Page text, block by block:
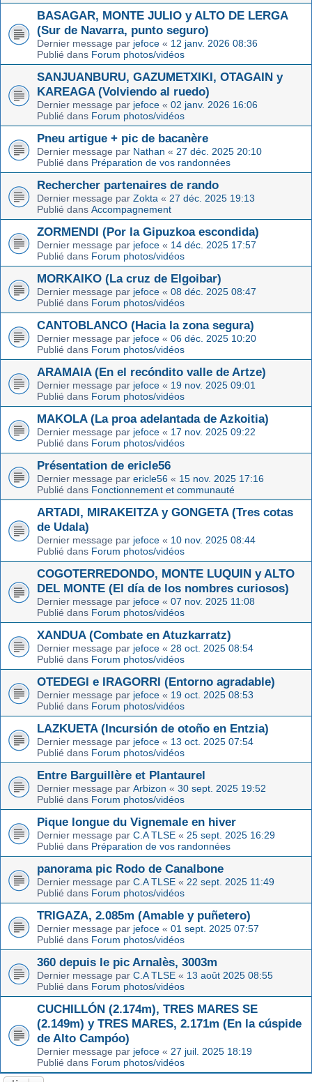
BASAGAR, MONTE JULIO y ALTO DE LERGA
(Sur de Navarra, punto seguro)
Dernier message par jefoce « 12 janv. 2026 08:36
Publié dans Forum photos/vidéos
SANJUANBURU, GAZUMETXIKI, OTAGAIN y
KAREAGA (Volviendo al ruedo)
Dernier message par jefoce « 02 janv. 2026 16:06
Publié dans Forum photos/vidéos
Pneu artigue + pic de bacanère
Dernier message par Nathan « 27 déc. 2025 20:10
Publié dans Préparation de vos randonnées
Rechercher partenaires de rando
Dernier message par Zokta « 27 déc. 2025 19:13
Publié dans Accompagnement
ZORMENDI (Por la Gipuzkoa escondida)
Dernier message par jefoce « 14 déc. 2025 17:57
Publié dans Forum photos/vidéos
MORKAIKO (La cruz de Elgoibar)
Dernier message par jefoce « 08 déc. 2025 08:47
Publié dans Forum photos/vidéos
CANTOBLANCO (Hacia la zona segura)
Dernier message par jefoce « 06 déc. 2025 10:20
Publié dans Forum photos/vidéos
ARAMAIA (En el recóndito valle de Artze)
Dernier message par jefoce « 19 nov. 2025 09:01
Publié dans Forum photos/vidéos
MAKOLA (La proa adelantada de Azkoitia)
Dernier message par jefoce « 17 nov. 2025 09:22
Publié dans Forum photos/vidéos
Présentation de ericle56
Dernier message par ericle56 « 15 nov. 2025 17:16
Publié dans Fonctionnement et communauté
ARTADI, MIRAKEITZA y GONGETA (Tres cotas
de Udala)
Dernier message par jefoce « 10 nov. 2025 08:44
Publié dans Forum photos/vidéos
COGOTERREDONDO, MONTE LUQUIN y ALTO
DEL MONTE (El día de los nombres curiosos)
Dernier message par jefoce « 07 nov. 2025 11:08
Publié dans Forum photos/vidéos
XANDUA (Combate en Atuzkarratz)
Dernier message par jefoce « 28 oct. 2025 08:54
Publié dans Forum photos/vidéos
OTEDEGI e IRAGORRI (Entorno agradable)
Dernier message par jefoce « 19 oct. 2025 08:53
Publié dans Forum photos/vidéos
LAZKUETA (Incursión de otoño en Entzia)
Dernier message par jefoce « 13 oct. 2025 07:54
Publié dans Forum photos/vidéos
Entre Barguillère et Plantaurel
Dernier message par Arbizon « 30 sept. 2025 19:52
Publié dans Forum photos/vidéos
Pique longue du Vignemale en hiver
Dernier message par C.A TLSE « 25 sept. 2025 16:29
Publié dans Préparation de vos randonnées
panorama pic Rodo de Canalbone
Dernier message par C.A TLSE « 22 sept. 2025 11:49
Publié dans Forum photos/vidéos
TRIGAZA, 2.085m (Amable y puñetero)
Dernier message par jefoce « 01 sept. 2025 07:57
Publié dans Forum photos/vidéos
360 depuis le pic Arnalès, 3003m
Dernier message par C.A TLSE « 13 août 2025 08:55
Publié dans Forum photos/vidéos
CUCHILLÓN (2.174m), TRES MARES SE
(2.149m) y TRES MARES, 2.171m (En la cúspide
de Alto Campóo)
Dernier message par jefoce « 27 juil. 2025 18:19
Publié dans Forum photos/vidéos